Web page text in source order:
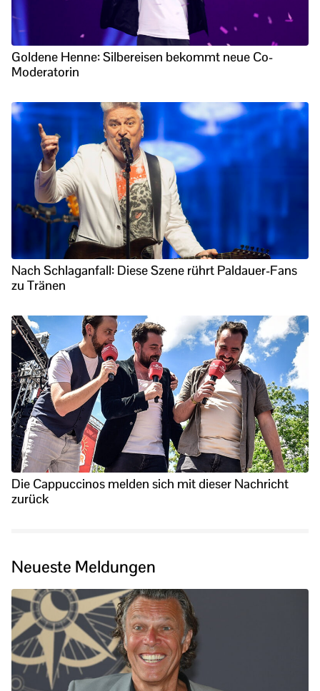
Goldene Henne: Silbereisen bekommt neue Co-
Moderatorin
Nach Schlaganfall: Diese Szene rührt Paldauer-Fans
zu Tränen
Die Cappuccinos melden sich mit dieser Nachricht
zurück
Neueste Meldungen